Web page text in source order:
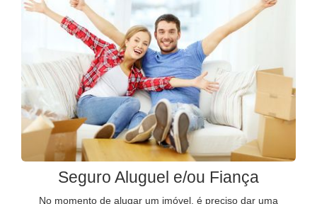
Seguro Aluguel e/ou Fiança
No momento de alugar um imóvel, é preciso dar uma